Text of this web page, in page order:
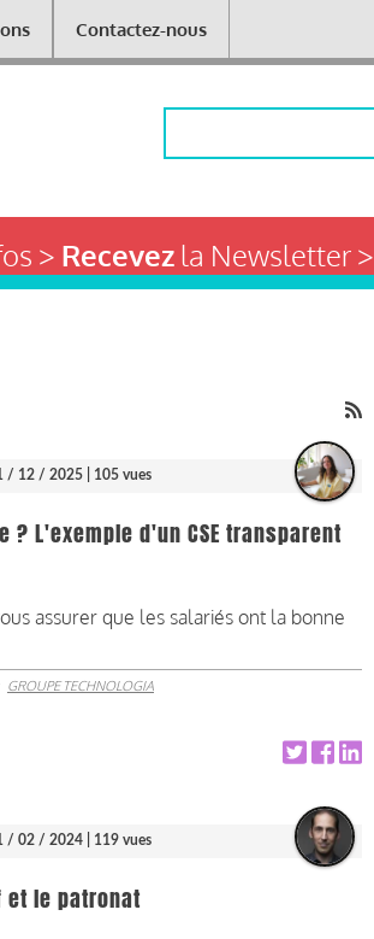
Contactez-nous
> Recevezla Newsletter >
/ 12 / 2025 | 105 vues
L'exemple d'un CSE transparent
assurer que les salariés ont la bonne
GROUPE TECHNOLOGIA
/ 02 / 2024 | 119 vues
et le patronat